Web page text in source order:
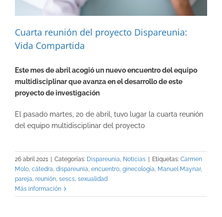
Cuarta reunión del proyecto Dispareunia:
Vida Compartida
Este mes de abril acogió un nuevo encuentro del equipo
multidisciplinar que avanza en el desarrollo de este
proyecto de investigación
El pasado martes, 20 de abril, tuvo lugar la cuarta reunión
del equipo multidisciplinar del proyecto
26 abril 2021 | Categorías: Dispareunia Noticias | Etiquetas: Carmen
Molo cátedra dispareunia encuentro ginecología Manuel Maynar,
pareja reunión sescs sexualidad
Más información